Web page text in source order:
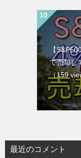
【
で売却し
（159
最近のコメント